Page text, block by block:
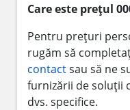
Care este prețul
Pentru prețuri
rugăm să
contactsau să ne
furnizării de soluții
dvs. specifice.